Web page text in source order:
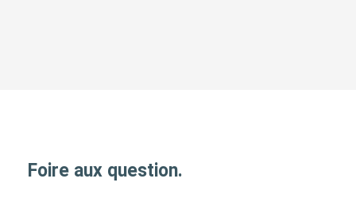
Foire aux question.